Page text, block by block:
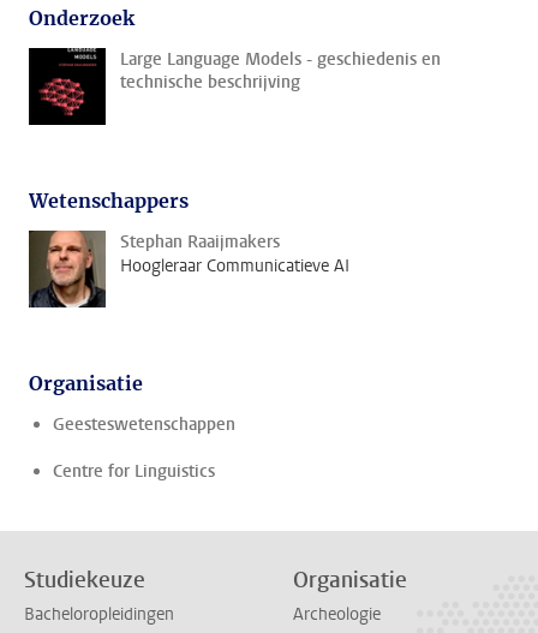
Onderzoek
Large Language Models - geschiedenis en
technische beschrijving
Wetenschappers
Stephan Raaijmakers
Hoogleraar Communicatieve AI
Organisatie
Geesteswetenschappen
Centre for Linguistics
Studiekeuze
Bacheloropleidingen
Organisatie
Archeologie